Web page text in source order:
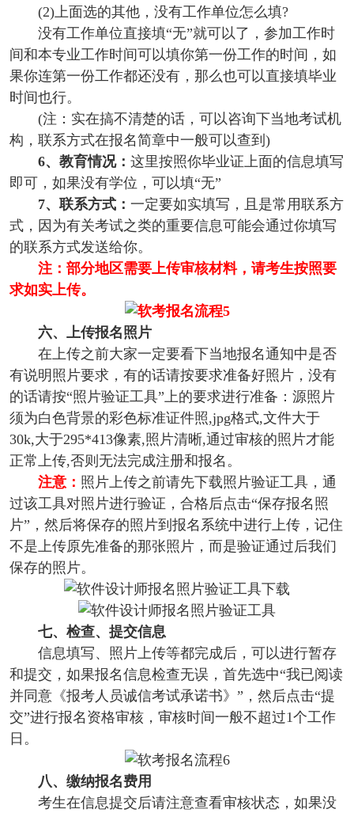
(2)上面选的其他，没有工作单位怎么填?
没有工作单位直接填“无”就可以了，参加工作时
间和本专业工作时间可以填你第一份工作的时间，如
果你连第一份工作都还没有，那么也可以直接填毕业
时间也行。
(注：实在搞不清楚的话，可以咨询下当地考试机
构，联系方式在报名简章中一般可以查到)
6、教育情况： 这里按照你毕业证上面的信息填写
即可，如果没有学位，可以填“无”
7、联系方式： 一定要如实填写，且是常用联系方
式，因为有关考试之类的重要信息可能会通过你填写
的联系方式发送给你。
注：部分地区需要上传审核材料，请考生按照要
求如实上传。
六、上传报名照片
在上传之前大家一定要看下当地报名通知中是否
有说明照片要求，有的话请按要求准备好照片，没有
的话请按“照片验证工具”上的要求进行准备：源照片
须为白色背景的彩色标准证件照,jpg格式,文件大于
30k,大于295*413像素,照片清晰,通过审核的照片才能
正常上传,否则无法完成注册和报名。
注意： 照片上传之前请先下载照片验证工具，通
过该工具对照片进行验证，合格后点击“保存报名照
片”，然后将保存的照片到报名系统中进行上传，记住
不是上传原先准备的那张照片，而是验证通过后我们
保存的照片。
七、检查、提交信息
信息填写、照片上传等都完成后，可以进行暂存
和提交，如果报名信息检查无误，首先选中“我已阅读
并同意《报考人员诚信考试承诺书》”，然后点击“提
交”进行报名资格审核，审核时间一般不超过1个工作
日。
八、缴纳报名费用
考生在信息提交后请注意查看审核状态，如果没